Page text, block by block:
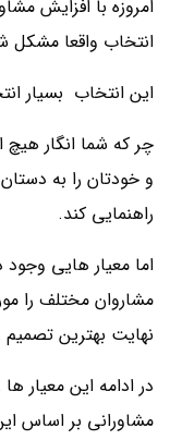
امروزه با افزایش
انتخاب واقعا
این انتخاب بسیار
چر که شما انگار هیچ
و خودتان را به
راهنمایی کند.
اما معیار هایی وجود
مشاروان مختلف را
نهایت بهترین تصمیم
در ادامه این معیار
مشاورانی بر اساس